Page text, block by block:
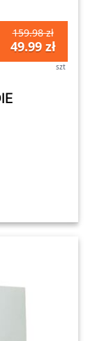
159.98 zł
49.99 zł
szt